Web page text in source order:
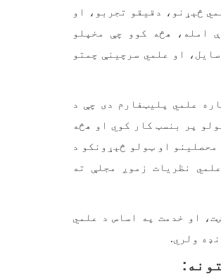
څېړنو، دقیقو تجربو، او
امله، هڅه کوو چې مخپلو
او علمي سرچینې چمتو
علمي پلیټفارم دی چې د
پر بنسټ کار کوي او هڅه
او ټولو څېړونکو د
نظریات زموږ مجلې ته
او خدمت په اساس د علمي
ولري.